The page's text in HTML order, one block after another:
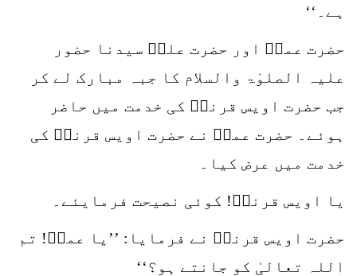
ہے۔‘‘
حضرت عمرؓ اور حضرت علیؓ سیدنا حضور
علیہ الصلوٰۃ والسلام کا جبہ مبارک لے کر
جب حضرت اویس قرنیؓ کی خدمت میں حاضر
ہوئے۔ حضرت عمرؓ نے حضرت اویس قرنیؓ کی
خدمت میں عرض کیا۔
یا اویس قرنیؓ! کوئی نصیحت فرمایئے۔
حضرت اویس قرنیؓ نے فرمایا: ’’یا عمرؓ! تم
اللہ تعالیٰ کو جانتے ہو؟‘‘